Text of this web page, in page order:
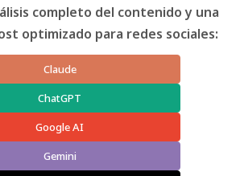
completo del contenido y una
optimizado para redes sociales:
Claude
ChatGPT
Google AI
Gemini